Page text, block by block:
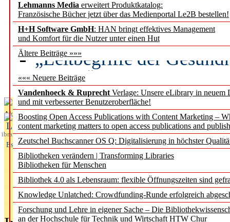
Lehmanns Media erweitert Produktkatalog:
Französische Bücher jetzt über das Medienportal Le2B bestellen!
H+H Software GmbH: HAN bringt effektives Management
und Komfort für die Nutzer unter einen Hut
Ältere Beiträge »»»
««« Neuere Beiträge
Vandenhoeck & Ruprecht Verlage: Unsere eLibrary in neuem
und mit verbesserter Benutzeroberfläche!
Boosting Open Access Publications with Content Marketing –
content marketing matters to open access publications and
Zeutschel Buchscanner OS Q: Digitalisierung in höchster
Bibliotheken verändern | Transforming Libraries
Bibliotheken für Menschen
Bibliothek 4.0 als Lebensraum: flexible Öffnungszeiten sind
Knowledge Unlatched: Crowdfunding-Runde erfolgreich
Forschung und Lehre in eigener Sache – Die
an der Hochschule für Technik und Wirtschaft HTW Chur
Künstliche Intelligenz
besser zu verstehen
„Leitbegriffe der
des BIÖG erscheinen
Aktuelles aus
L
ibrary
Essentials